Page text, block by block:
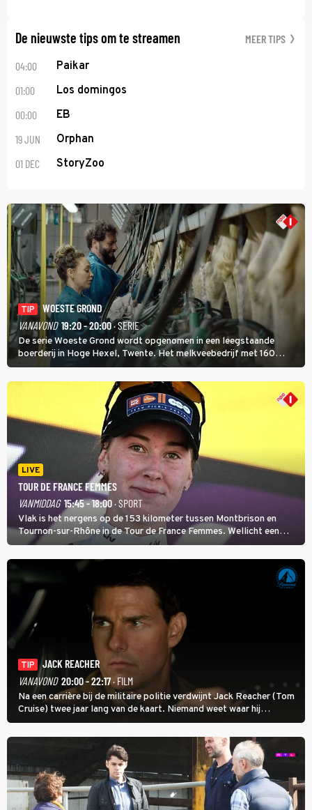
De nieuwste tips om te streamen MEER TIPS
04:00 Paikar
01:00 Los domingos
00:00 EB
19 JUN Orphan
01 DEC StoryZoo
TIP
WOESTE GROND
VANAVOND 19:20 - 20:00· SERIE
De serie Woeste Grond wordt opgenomen in een leegstaande
boerderij in Hoge Hexel, Twente. Het melkveebedrijf met 160
koeien moest sluiten, omdat het dicht bij een Natura 2000-gebied
ligt. In de serie heerst er een gevaarlijke veeziekte.
LIVE
TOUR DE FRANCE FEMMES
VANMIDDAG 15:45 - 18:00· SPORT
Vlak is het nergens op de 153 kilometer tussen Montbrison en
Tournon-sur-Rhône in de Tour de France Femmes. Wellicht een
kans voor Nienke Vinke, die vorig jaar de witte trui won.
TIP
JACK REACHER
VANAVOND 20:00 - 22:17· FILM
Na een carrière bij de militaire politie verdwijnt Jack Reacher (Tom
Cruise) twee jaar lang van de kaart. Niemand weet waar hij
uithangt, totdat moordverdachte James Barr naar hem vraagt.